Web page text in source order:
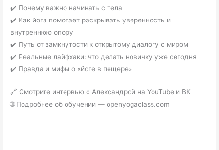
✔️ Почему важно начинать с тела
✔️ Как йога помогает раскрывать уверенность и
внутреннюю опору
✔️ Путь от замкнутости к открытому диалогу с миром
✔️ Реальные лайфхаки: что делать новичку уже сегодня
✔️ Правда и мифы о «йоге в пещере»
🔗 Смотрите интервью с Александрой на YouTube и ВК
🌐 Подробнее об обучении — openyogaclass.com